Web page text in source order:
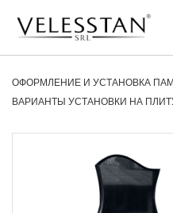
ОФОРМЛЕНИЕ И УСТАНОВКА
ВАРИАНТЫ УСТАНОВКИ НА